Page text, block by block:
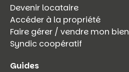
Devenir locataire
Accéder à la propriété
Faire gérer / vendre mon bien
Syndic coopératif
Guides